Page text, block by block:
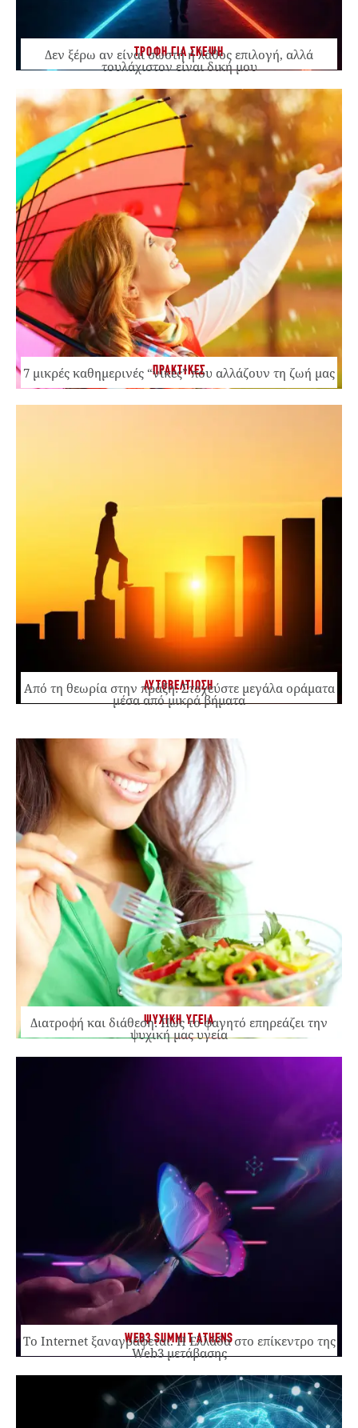
ΤΡΟΦΗ ΓΙΑ ΣΚΕΨΗ
Δεν ξέρω αν είναι σωστή ή λάθος επιλογή, αλλά
τουλάχιστον είναι δική μου
ΠΡΑΚΤΙΚΕΣ
7 μικρές καθημερινές “νίκες” που αλλάζουν τη ζωή μας
ΑΥΤΟΒΕΛΤΙΩΣΗ
Από τη θεωρία στην πράξη: Στοχεύστε μεγάλα οράματα
μέσα από μικρά βήματα
ΨΥΧΙΚΗ ΥΓΕΙΑ
Διατροφή και διάθεση: Πώς το φαγητό επηρεάζει την
ψυχική μας υγεία
WEB3 SUMMIT ATHENS
Το Internet ξαναγράφεται. Η Ελλάδα στο επίκεντρο της
Web3 μετάβασης